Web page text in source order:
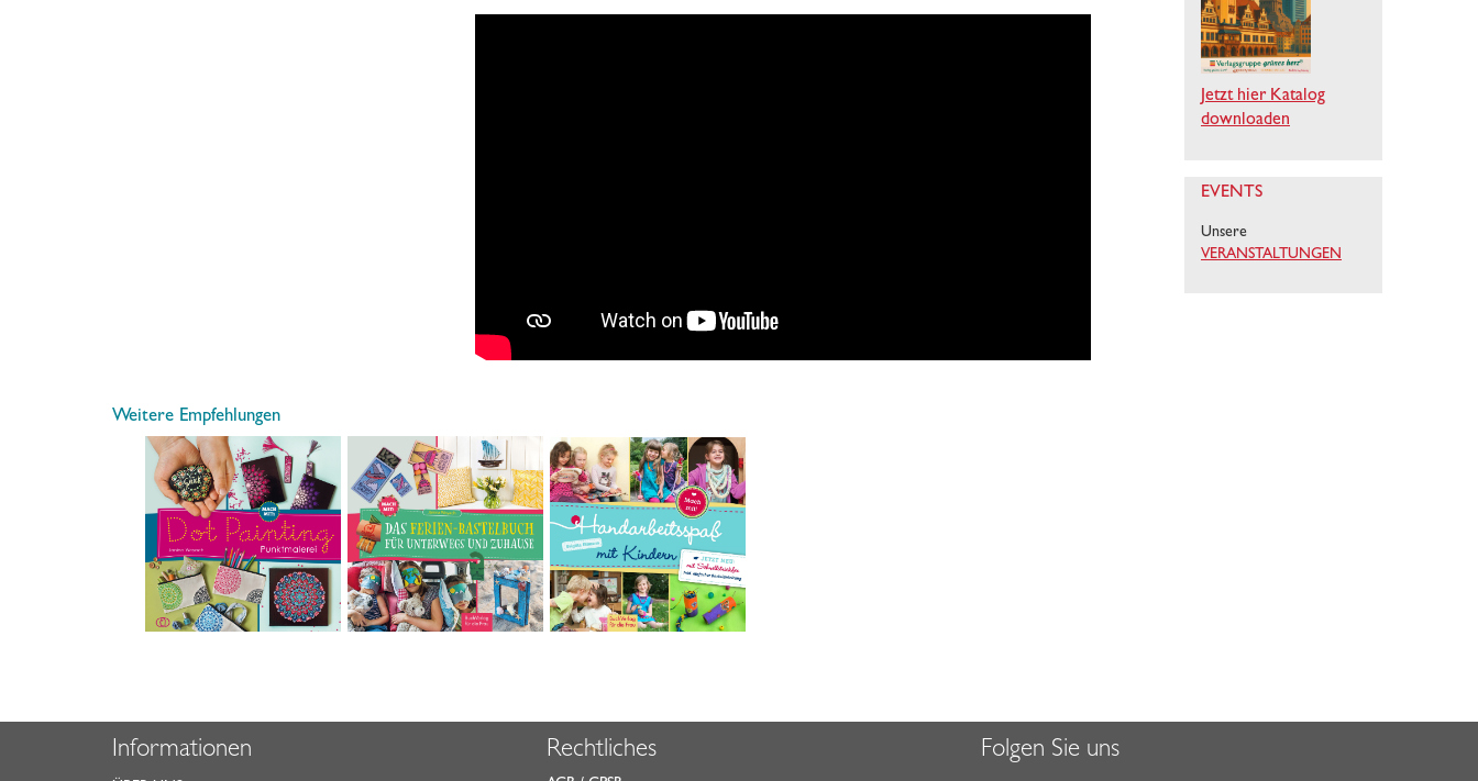
Weitere Empfehlungen
Jetzt hier Katalog
downloaden
EVENTS
Unsere
VERANSTALTUNGEN
Informationen Rechtliches Folgen Sie uns